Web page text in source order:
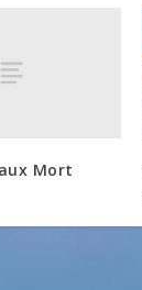
Mort